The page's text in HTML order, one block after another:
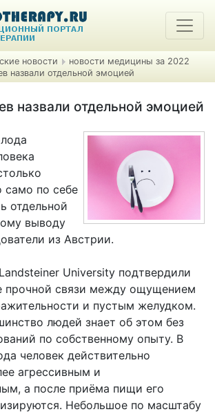
новости
новости медицины за 2022
назвали отдельной эмоцией
назвали отдельной эмоцией
само по себе
отдельной
выводу
из Австрии.
University подтвердили
прочной связи между ощущением
и пустым желудком.
людей знает об этом без
по собственному опыту. В
человек действительно
агрессивным и
а после приёма пищи его
Небольшое по масштабу